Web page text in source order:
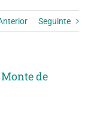
Seguinte
de